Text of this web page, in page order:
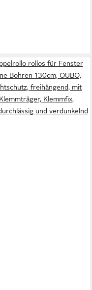
rollos für Fenster
Bohren 130cm, OUBO,
freihängend, mit
Klemmträger, Klemmfix,
und verdunkelnd